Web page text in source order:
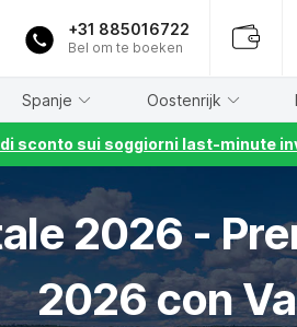
+31 885016722
Bel om te boeken
Spanje Oostenrijk
sconto sui soggiorni last-minute
2026 -
2026 con